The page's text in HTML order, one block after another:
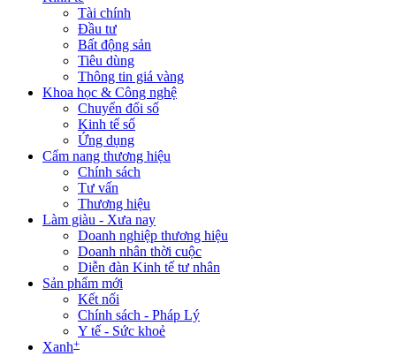
Tài chính
Đầu tư
Bất động sản
Tiêu dùng
Thông tin giá vàng
Khoa học & Công nghệ
Chuyển đổi số
Kinh tế số
Ứng dụng
Cẩm nang thương hiệu
Chính sách
Tư vấn
Thương hiệu
Làm giàu - Xưa nay
Doanh nghiệp thương hiệu
Doanh nhân thời cuộc
Diễn đàn Kinh tế tư nhân
Sản phẩm mới
Kết nối
Chính sách - Pháp Lý
Y tế - Sức khoẻ
Xanh+